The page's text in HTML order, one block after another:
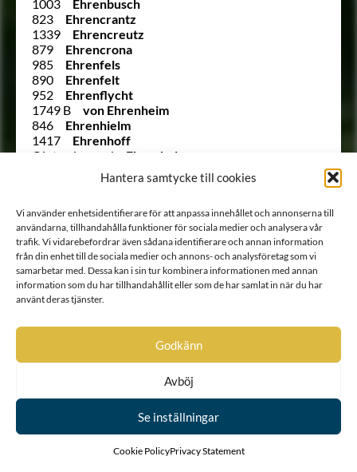
Hantera samtycke till cookies
Vi använder enhetsidentifierare för att anpassa innehållet och annonserna till
användarna, tillhandahålla funktioner för sociala medier och analysera vår
trafik. Vi vidarebefordrar även sådana identifierare och annan information
från din enhet till de sociala medier och annons- och analysföretag som vi
samarbetar med. Dessa kan i sin tur kombinera informationen med annan
information som du har tillhandahållit eller som de har samlat in när du har
använt deras tjänster.
Godkänn
Avböj
Se inställningar
Cookie PolicyPrivacy Statement
1003
Ehrenbusch
823
Ehrencrantz
1339
Ehrencreutz
879
Ehrencrona
985
Ehrenfels
890
Ehrenfelt
952
Ehrenflycht
1749 B
von Ehrenheim
846
Ehrenhielm
1417
Ehrenhoff
Ointroducerad
Ehrenholm
Ehrenklo
Ehrenkrook
1261
Ehrenmarck
1313
Ehrenpreus
Ointroducerad
Ehrenprijs (Äreprijs eller
Ährenprijs)
Ointroducerad
Ehrenreuter
Ointroducerad
Ehrenroos
1900
Ehrenschantz
1192
Ehrenstedt
Ehrensteen
(652 ½)
Ehrenstéen
Ehrenstrahl